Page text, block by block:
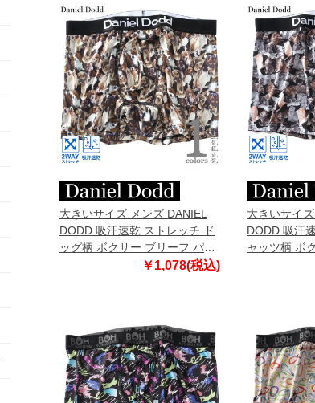
大きいサイズ メンズ DANIEL
DODD 吸汗速乾 ストレッチ ド
ッグ柄 ボクサー ブリーフ パン
ツ 肌着 下着 azup-259005
￥1,078(税込)
大きいサイ
DODD 吸汗
ャッツ柄 ボ
ンツ 肌着